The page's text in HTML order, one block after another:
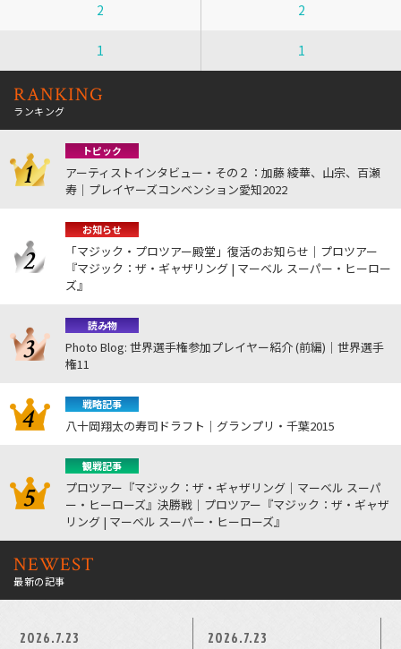
2 2
1 1
RANKING
ランキング
トピック
アーティストインタビュー・その２：加藤 綾華、山宗、百瀬
寿｜プレイヤーズコンベンション愛知2022
お知らせ
「マジック・プロツアー殿堂」復活のお知らせ｜プロツアー
『マジック：ザ・ギャザリング | マーベル スーパー・ヒーロー
ズ』
読み物
Photo Blog: 世界選手権参加プレイヤー紹介 (前編)｜世界選手
権11
戦略記事
八十岡翔太の寿司ドラフト｜グランプリ・千葉2015
観戦記事
プロツアー『マジック：ザ・ギャザリング｜マーベル スーパ
ー・ヒーローズ』決勝戦｜プロツアー『マジック：ザ・ギャザ
リング | マーベル スーパー・ヒーローズ』
NEWEST
最新の記事
2026.7.23 2026.7.23